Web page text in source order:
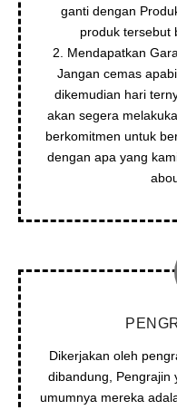
ganti dengan
produk tersebut
2. Mendapatkan
Jangan cemas
dikemudian hari
akan segera
berkomitmen untuk
dengan apa yang
Dikerjakan oleh
dibandung, Pengrajin
umumnya mereka